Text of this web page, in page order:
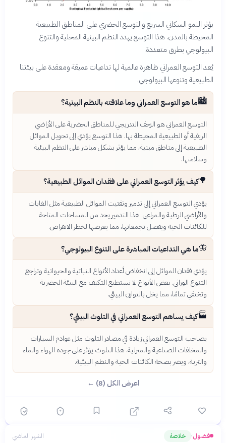
يؤثر النمو السكاني السريع والتوسع الحضري على المناطق الطبيعية
المحيطة بالمدن. هذا التوسع يهدد النظم البيئية المحلية والتنوع
البيولوجي بطرق متعددة.
يُعد التوسع العمراني ظاهرة عالمية لها تداعيات عميقة ومعقدة على بيئتنا
الطبيعية وتنوعها البيولوجي.
🏙️ما هو التوسع العمراني وما علاقته بالنظم البيئية؟
التوسع العمراني هو الزحف التدريجي للمناطق الحضرية على الأراضي
الريفية أو الطبيعية المحيطة بها. هذا التوسع يؤدي إلى تحويل الموائل
الطبيعية إلى مناطق مبنية، مما يؤثر بشكل مباشر على النظم البيئية
وسلامتها.
🌳كيف يؤثر التوسع العمراني على فقدان الموائل الطبيعية؟
يؤدي التوسع العمراني إلى تدمير وتفتيت الموائل الطبيعية مثل الغابات
والأراضي الرطبة والمراعي. هذا التدمير يحد من المساحات المتاحة
للكائنات الحية ويفصل تجمعاتها، مما يعرضها لخطر الانقراض.
🦋ما هي التداعيات المباشرة على التنوع البيولوجي؟
يؤدي فقدان الموائل إلى انخفاض أعداد الأنواع النباتية والحيوانية وتراجع
التنوع الوراثي. بعض الأنواع لا تستطيع التكيف مع البيئة الحضرية
وتختفي تمامًا، مما يخل بالتوازن البيئي.
🏭كيف يساهم التوسع العمراني في التلوث البيئي؟
يصاحب التوسع العمراني زيادة في مصادر التلوث مثل عوادم السيارات
والمخلفات الصناعية والمنزلية. هذا التلوث يؤثر على جودة الهواء والماء
والتربة، ويضر بصحة الكائنات الحية والنظم البيئية.
اعرض الكل (8) ←
فضول› خلاصة الشهر الماضي